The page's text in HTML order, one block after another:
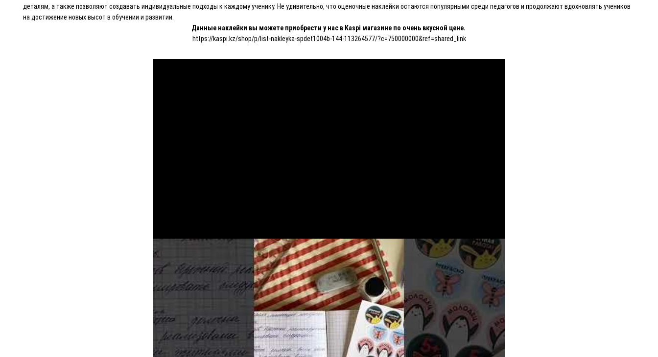
деталям, а также позволяют создавать индивидуальные подходы к каждому ученику. Не удивительно, что оценочные наклейки остаются популярными среди педагогов и продолжают вдохновлять учеников
на достижение новых высот в обучении и развитии.
Данные наклейки вы можете приобрести у нас в Kaspi магазине по очень вкусной цене.
https://kaspi.kz/shop/p/list-nakleyka-spdet1004b-144-113264577/?c=750000000&ref=shared_link